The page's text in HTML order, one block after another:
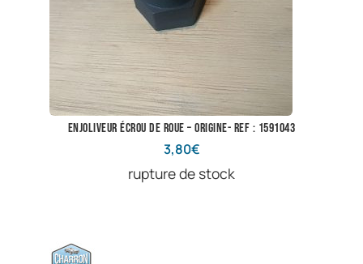
enjoliveur écrou de roue – origine- ref : 1591043
3,80€
rupture de stock